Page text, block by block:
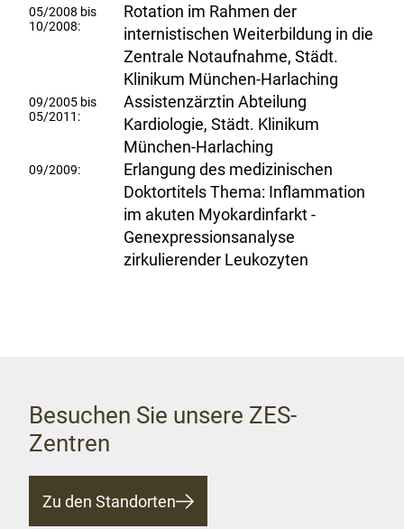
05/2008 bis
10/2008:
Rotation im Rahmen der
internistischen Weiterbildung in die
Zentrale Notaufnahme, Städt.
Klinikum München-Harlaching
09/2005 bis
05/2011:
Assistenzärztin Abteilung
Kardiologie, Städt. Klinikum
München-Harlaching
09/2009:
Erlangung des medizinischen
Doktortitels Thema: Inflammation
im akuten Myokardinfarkt -
Genexpressionsanalyse
zirkulierender Leukozyten
Besuchen Sie unsere ZES-
Zentren
Zu den Standorten